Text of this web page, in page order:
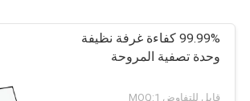
99.99% كفاءة غرفة نظيفة
وحدة تصفية المروحة
قابل للتفاوض MOQ:1